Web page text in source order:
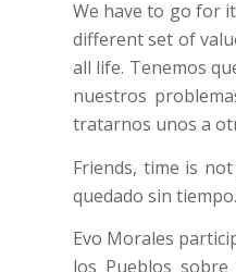
We have to go for
different set of
all life. Tenemos
nuestros
tratarnos unos a
Friends, time is
quedado sin
Evo Morales
los Pueblos